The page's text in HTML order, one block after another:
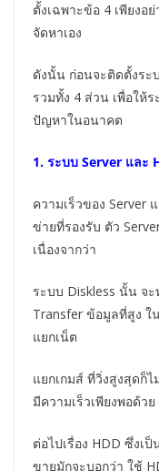
ตั้งเฉพาะข้อ 4 เพียงอ
จัดหาเอง
ดังนั้น ก่อนจะติดตั้งระ
รวมทั้ง 4 ส่วน เพื่อให้
ปัญหาในอนาคต
1. ระบบ Server และ
ความเร็วของ Server
ข่ายที่รองรับ ตัว
เนื่องจากว่า
ระบบ Diskless นั้น จ
Transfer ข้อมูลที่สูง ใ
แยกเน็ต
แยกเกมส์ ที่วิ่งสูงสุดก็
มีความเร็วเพียงพอด้วย
ต่อไปเรื่อง HDD ซึ่งเ
ขายมักจะบอกว่า ใช้